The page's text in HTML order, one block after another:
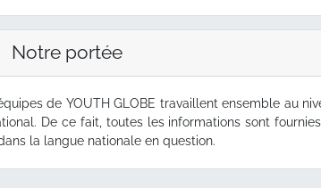
Notre portée
de YOUTH GLOBE travaillent ensemble au
De ce fait, toutes les informations sont
la langue nationale en question.